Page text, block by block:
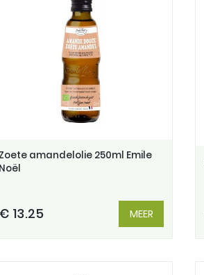
Zoete amandelolie 250ml Emile
Noël
€ 13.25 MEER